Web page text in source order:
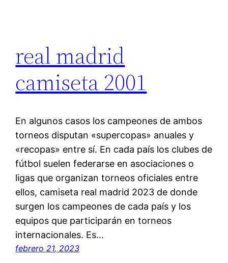
real madrid
camiseta 2001
En algunos casos los campeones de ambos
torneos disputan «supercopas» anuales y
«recopas» entre sí. En cada país los clubes de
fútbol suelen federarse en asociaciones o
ligas que organizan torneos oficiales entre
ellos, camiseta real madrid 2023 de donde
surgen los campeones de cada país y los
equipos que participarán en torneos
internacionales. Es…
febrero 21, 2023